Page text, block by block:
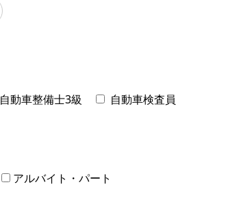
自動車整備士3級 自動車検査員
アルバイト・パート